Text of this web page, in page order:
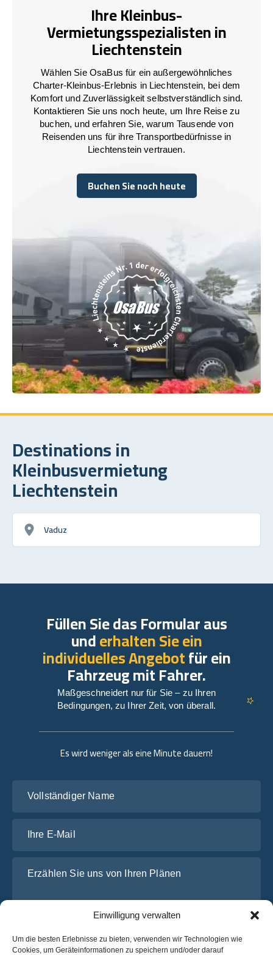
Einwilligung verwalten
Um die besten Erlebnisse zu bieten, verwenden wir Technologien wie
Cookies, um Geräteinformationen zu speichern und/oder darauf
Ihre Kleinbus-
Vermietungsspezialisten in
Liechtenstein
Wählen Sie OsaBus für ein außergewöhnliches
Charter-Kleinbus-Erlebnis in Liechtenstein, bei dem
Komfort und Zuverlässigkeit selbstverständlich sind.
Kontaktieren Sie uns noch heute, um Ihre Reise zu
buchen, und erfahren Sie, warum Tausende von
Reisenden uns für ihre Transportbedürfnisse in
Liechtenstein vertrauen.
Buchen Sie noch heute
Buchen Sie noch heute
Destinations in
Kleinbusvermietung
Liechtenstein
Vaduz
Es wird weniger als eine Minute dauern!
Füllen Sie das Formular aus
underhalten Sie ein
individuelles Angebotfür ein
Fahrzeug mit Fahrer.
Maßgeschneidert nur für Sie – zu Ihren
Bedingungen, zu Ihrer Zeit, von überall.